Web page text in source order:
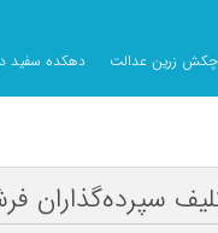
چکش زرین عدالت دهکده سفید
سپرده‌گذاران